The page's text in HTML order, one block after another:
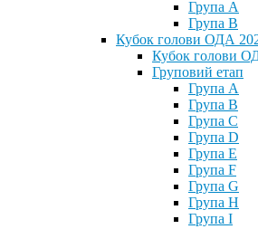
Група А
Група В
Кубок голови ОДА
Кубок голови
Груповий етап
Група A
Група B
Група C
Група D
Група E
Група F
Група G
Група H
Група I